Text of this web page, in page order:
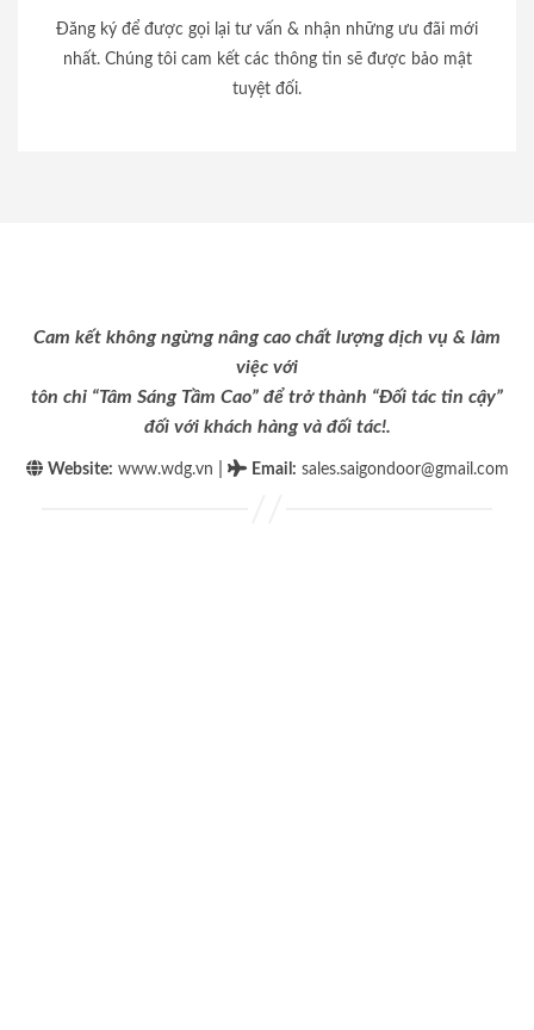
Đăng ký để được gọi lại tư vấn & nhận những ưu đãi mới
nhất. Chúng tôi cam kết các thông tin sẽ được bảo mật
tuyệt đối.
Cam kết không ngừng nâng cao chất lượng dịch vụ & làm
việc với
tôn chỉ “Tâm Sáng Tầm Cao” để trở thành “Đối tác tin cậy”
đối với khách hàng và đối tác!.
Website: www.wdg.vn Email : sales.saigondoor@gmail.com